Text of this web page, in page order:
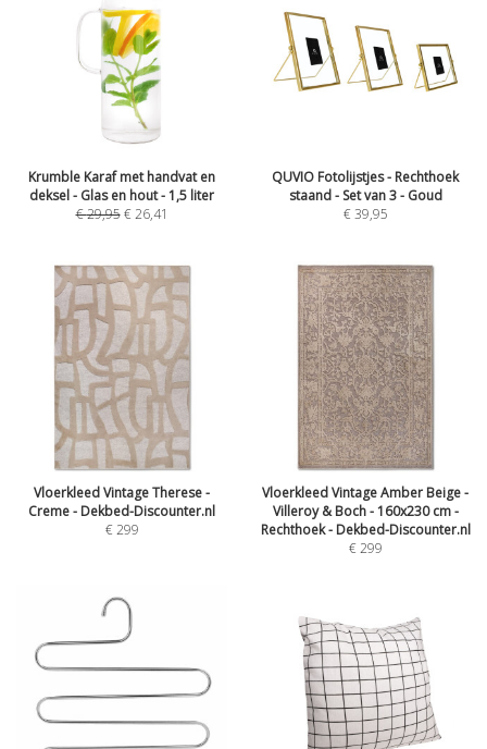
Krumble Karaf met handvat en
deksel - Glas en hout - 1,5 liter
€29,95 €26,41
QUVIO Fotolijstjes - Rechthoek
staand - Set van 3 - Goud
€39,95
Vloerkleed Vintage Therese -
Creme - Dekbed-Discounter.nl
€299
Vloerkleed Vintage Amber Beige -
Villeroy & Boch - 160x230 cm -
Rechthoek - Dekbed-Discounter.nl
€299